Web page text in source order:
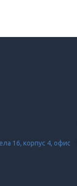
16, корпус 4, офис